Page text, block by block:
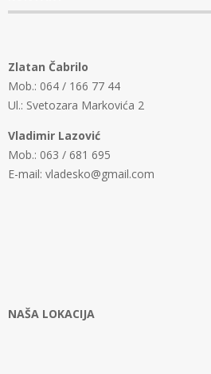
Zlatan Čabrilo
Mob.: 064 / 166 77 44
Ul.: Svetozara Markovića 2
Vladimir Lazović
Mob.: 063 / 681 695
E-mail: vladesko@gmail.com
NAŠA LOKACIJA